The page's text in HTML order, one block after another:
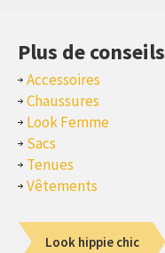
Plus de conseils
Accessoires
Chaussures
Look Femme
Sacs
Tenues
Vêtements
Look hippie chic